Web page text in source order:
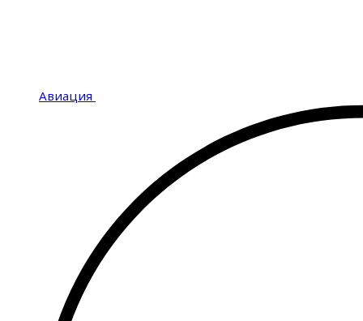
Авиация